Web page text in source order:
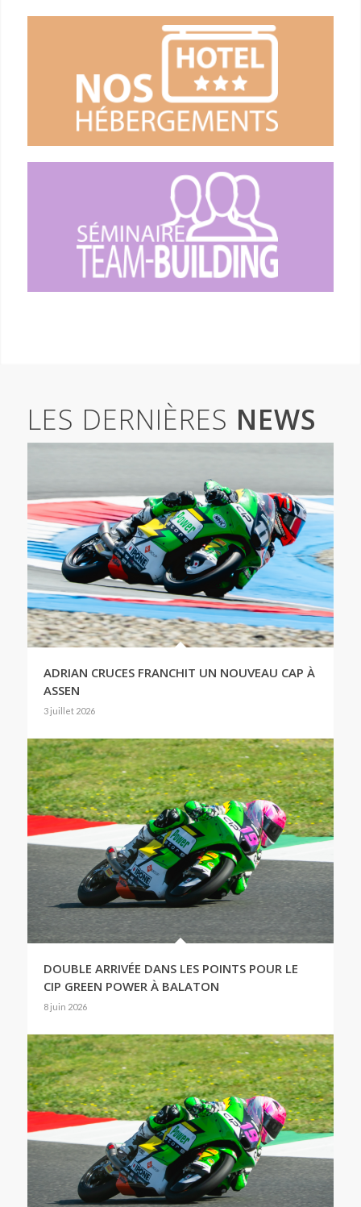
LES DERNIÈRES NEWS
ADRIAN CRUCES FRANCHIT UN NOUVEAU CAP À
ASSEN
3 juillet 2026
DOUBLE ARRIVÉE DANS LES POINTS POUR LE
CIP GREEN POWER À BALATON
8 juin 2026